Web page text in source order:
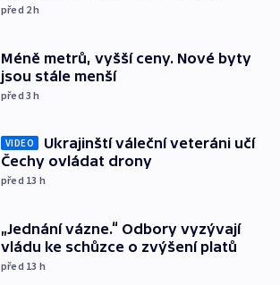
před 2h
Méně metrů, vyšší ceny. Nové byty
jsou stále menší
před 3h
VIDEO
Ukrajinští váleční veteráni učí
Čechy ovládat drony
před 13 h
„Jednání vázne.“ Odbory vyzývají
vládu ke schůzce o zvýšení platů
před 13 h